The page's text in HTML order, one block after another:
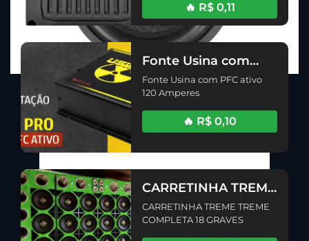
🔥 R$ 0,11
Fonte Usina com
PFC ativo 120
Amperes
Fonte Usina com PFC ativo
120 Amperes
🔥 R$ 0,10
CARRETINHA TREME
TREME COMPLETA
18 GRAVES
CARRETINHA TREME TREME
COMPLETA 18 GRAVES